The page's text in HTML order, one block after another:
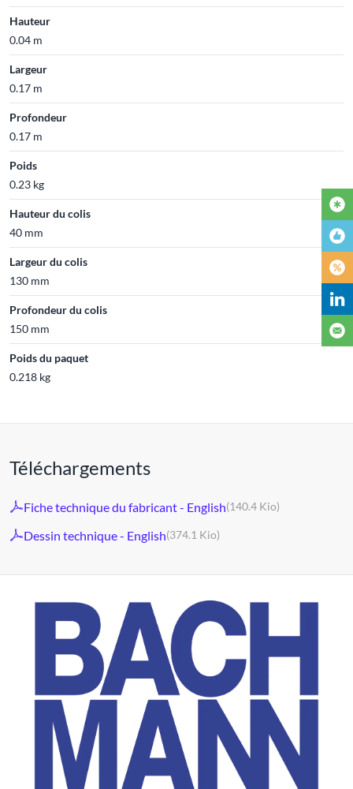
Hauteur
0.04 m
Largeur
0.17 m
Profondeur
0.17 m
Poids
0.23 kg
Hauteur du colis
40 mm
Largeur du colis
130 mm
Profondeur du colis
150 mm
Poids du paquet
0.218 kg
Téléchargements
Fiche technique du fabricant - English(140.4 Kio)
Dessin technique - English(374.1 Kio)